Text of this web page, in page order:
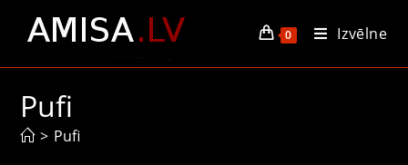
0 Izvēlne
Pufi
> Pufi